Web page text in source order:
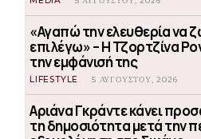
«Αγαπώ την ελευθερία να
επιλέγω» – Η Τζορτζίνα
την εμφάνισή της
LIFESTYLE 5 ΑΥΓΟΎΣΤΟΥ, 2026
Αριάνα Γκράντε κάνει
τη δημοσιότητα μετά την